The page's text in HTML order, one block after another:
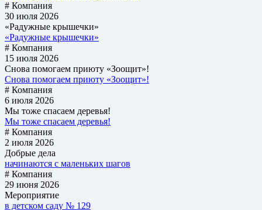
# Компания
30 июля 2026
«Радужные крышечки»
«Радужные крышечки»
# Компания
15 июля 2026
Снова помогаем приюту «Зоощит»!
Снова помогаем приюту «Зоощит»!
# Компания
6 июля 2026
Мы тоже спасаем деревья!
Мы тоже спасаем деревья!
# Компания
2 июля 2026
Добрые дела
начинаются с маленьких шагов
# Компания
29 июня 2026
Мероприятие
в детском саду № 129